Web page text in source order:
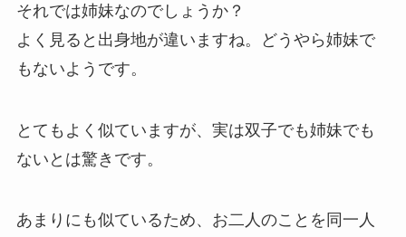
それでは姉妹なのでしょうか？
よく見ると出身地が違いますね。どうやら姉妹で
もないようです。
とてもよく似ていますが、実は双子でも姉妹でも
ないとは驚きです。
あまりにも似ているため、お二人のことを同一人